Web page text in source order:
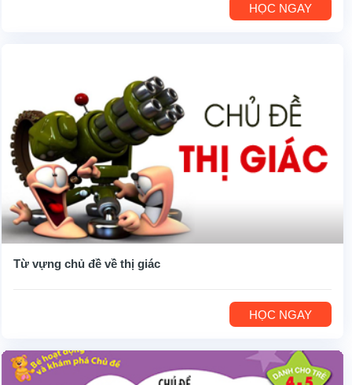
HỌC NGAY
Từ vựng chủ đề về thị giác
HỌC NGAY